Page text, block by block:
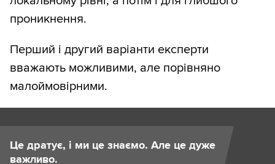
проникнення.
Перший і другий варіанти експерти
вважають можливими, але порівняно
малоймовірними.
Це дратує, і ми це знаємо. Але це дуже
важливо.